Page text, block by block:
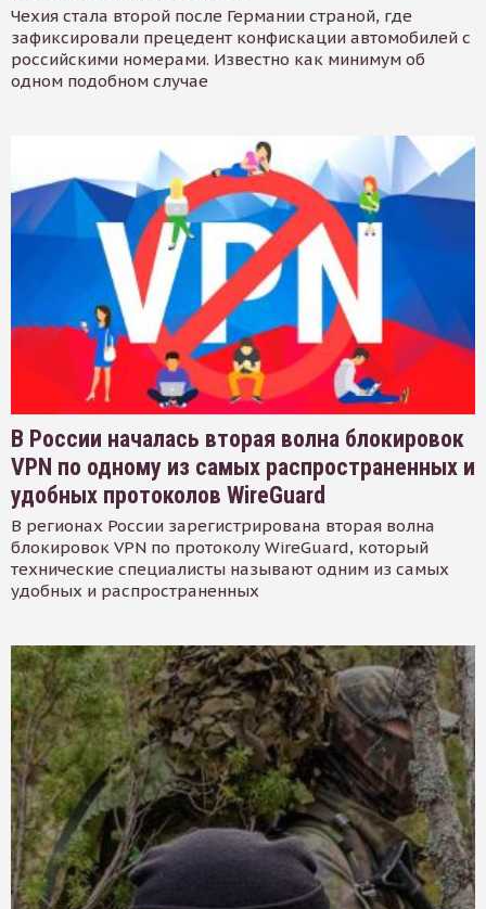
Чехия стала второй после Германии страной, где
зафиксировали прецедент конфискации автомобилей с
российскими номерами. Известно как минимум об
одном подобном случае
В России началась вторая волна блокировок
VPN по одному из самых распространенных и
удобных протоколов WireGuard
В регионах России зарегистрирована вторая волна
блокировок VPN по протоколу WireGuard, который
технические специалисты называют одним из самых
удобных и распространенных